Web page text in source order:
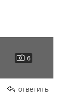
ответить